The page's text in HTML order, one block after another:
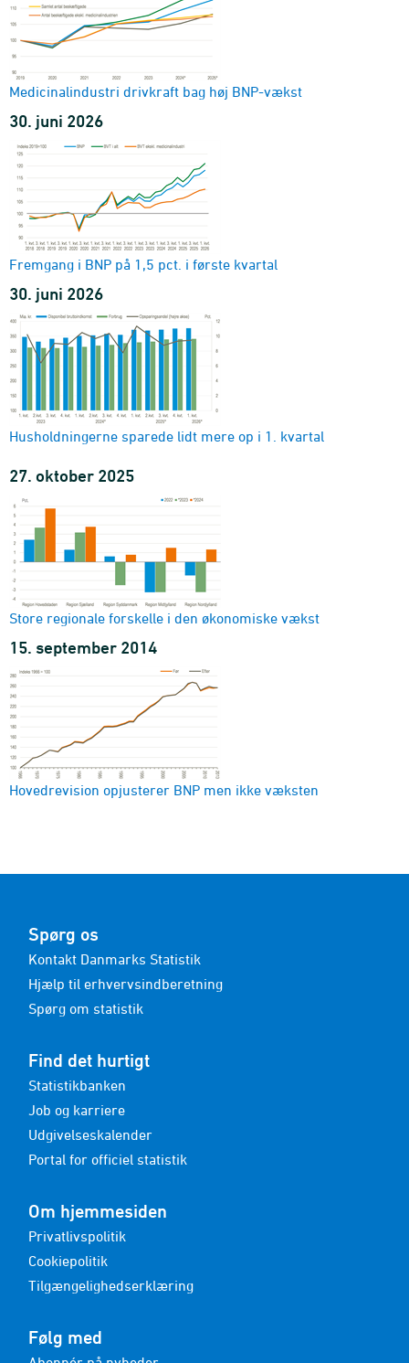
Medicinalindustri drivkraft bag høj BNP-vækst
30. juni 2026
Fremgang i BNP på 1,5 pct. i første kvartal
30. juni 2026
Husholdningerne sparede lidt mere op i 1. kvartal
27. oktober 2025
Store regionale forskelle i den økonomiske vækst
15. september 2014
Hovedrevision opjusterer BNP men ikke væksten
Spørg os
Kontakt Danmarks Statistik
Hjælp til erhvervsindberetning
Spørg om statistik
Find det hurtigt
Statistikbanken
Job og karriere
Udgivelseskalender
Portal for officiel statistik
Om hjemmesiden
Privatlivspolitik
Cookiepolitik
Tilgængelighedserklæring
Følg med